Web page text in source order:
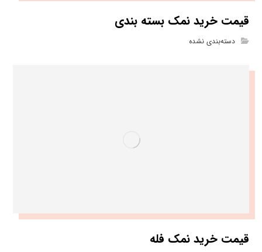
قیمت خرید نمک بسته بندی
دسته‌بندی نشده
قیمت خرید نمک فله